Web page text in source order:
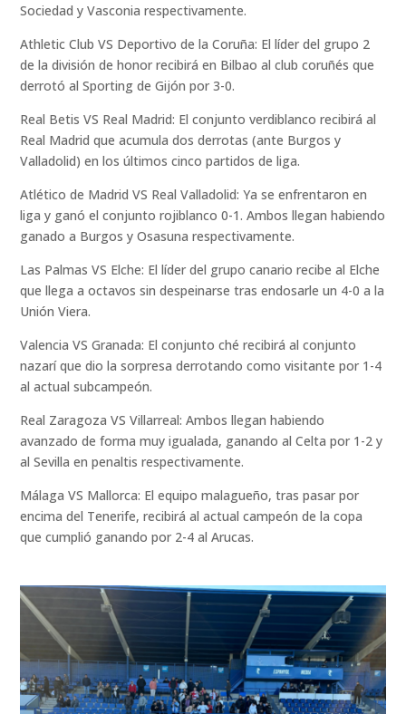
Sociedad y Vasconia respectivamente.
Athletic Club VS Deportivo de la Coruña: El líder del grupo 2
de la división de honor recibirá en Bilbao al club coruñés que
derrotó al Sporting de Gijón por 3-0.
Real Betis VS Real Madrid: El conjunto verdiblanco recibirá al
Real Madrid que acumula dos derrotas (ante Burgos y
Valladolid) en los últimos cinco partidos de liga.
Atlético de Madrid VS Real Valladolid: Ya se enfrentaron en
liga y ganó el conjunto rojiblanco 0-1. Ambos llegan habiendo
ganado a Burgos y Osasuna respectivamente.
Las Palmas VS Elche: El líder del grupo canario recibe al Elche
que llega a octavos sin despeinarse tras endosarle un 4-0 a la
Unión Viera.
Valencia VS Granada: El conjunto ché recibirá al conjunto
nazarí que dio la sorpresa derrotando como visitante por 1-4
al actual subcampeón.
Real Zaragoza VS Villarreal: Ambos llegan habiendo
avanzado de forma muy igualada, ganando al Celta por 1-2 y
al Sevilla en penaltis respectivamente.
Málaga VS Mallorca: El equipo malagueño, tras pasar por
encima del Tenerife, recibirá al actual campeón de la copa
que cumplió ganando por 2-4 al Arucas.